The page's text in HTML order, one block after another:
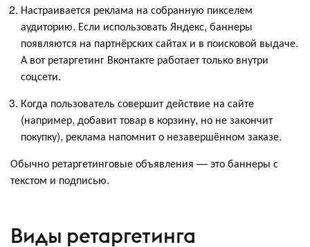
Настраивается реклама на собранную пикселем
аудиторию. Если использовать Яндекс, баннеры
появляются на партнёрских сайтах и в поисковой выдаче.
А вот ретаргетинг Вконтакте работает только внутри
соцсети.
Когда пользователь совершит действие на сайте
(например, добавит товар в корзину, но не закончит
покупку), реклама напомнит о незавершённом заказе.
Обычно ретаргетинговые объявления — это баннеры с
текстом и подписью.
Виды ретаргетинга